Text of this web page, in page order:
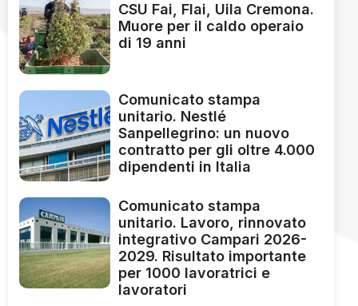
CSU Fai, Flai, Uila Cremona.
Muore per il caldo operaio
di 19 anni
Comunicato stampa
unitario. Nestlé
Sanpellegrino: un nuovo
contratto per gli oltre 4.000
dipendenti in Italia
Comunicato stampa
unitario. Lavoro, rinnovato
integrativo Campari 2026-
2029. Risultato importante
per 1000 lavoratrici e
lavoratori